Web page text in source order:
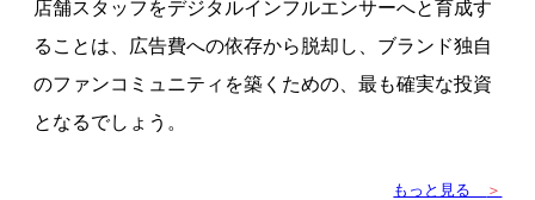
店舗スタッフをデジタルインフルエンサーへと育成す
ることは、広告費への依存から脱却し、ブランド独自
のファンコミュニティを築くための、最も確実な投資
となるでしょう。
もっと見る ＞